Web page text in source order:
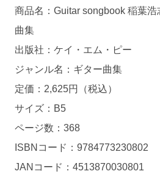
商品名：Guitar songbook 稲葉浩
曲集
出版社：ケイ・エム・ピー
ジャンル名：ギター曲集
定価：2,625円（税込）
サイズ：B5
ページ数：368
ISBNコード：9784773230802
JANコード：4513870030801